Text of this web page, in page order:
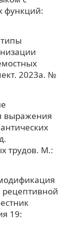
функций:
2023a. №
выражения
трудов. М.:
рецептивной
19: